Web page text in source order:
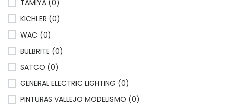
TAMIYA (0)
KICHLER (0)
WAC (0)
BULBRITE (0)
SATCO (0)
GENERAL ELECTRIC LIGHTING (0)
PINTURAS VALLEJO MODELISMO (0)